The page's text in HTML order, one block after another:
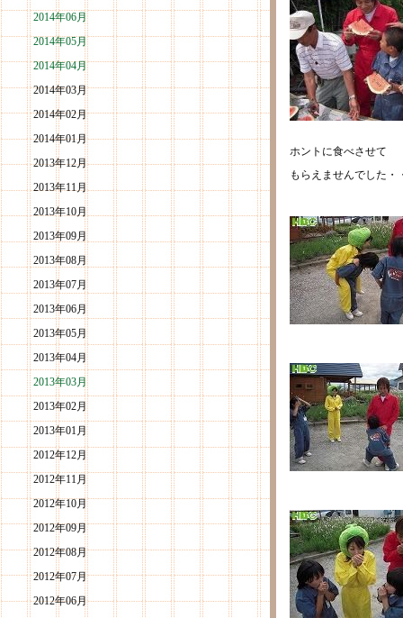
2014年06月
2014年05月
2014年04月
2014年03月
2014年02月
2014年01月
2013年12月
2013年11月
2013年10月
2013年09月
2013年08月
2013年07月
2013年06月
2013年05月
2013年04月
2013年03月
2013年02月
2013年01月
2012年12月
2012年11月
2012年10月
2012年09月
2012年08月
2012年07月
2012年06月
ホントに食べさせて
もらえませんでした・